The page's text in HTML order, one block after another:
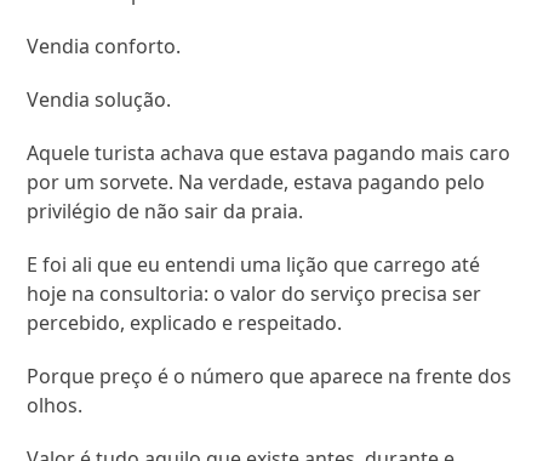
Vendia conforto.
Vendia solução.
Aquele turista achava que estava pagando mais caro
por um sorvete. Na verdade, estava pagando pelo
privilégio de não sair da praia.
E foi ali que eu entendi uma lição que carrego até
hoje na consultoria: o valor do serviço precisa ser
percebido, explicado e respeitado.
Porque preço é o número que aparece na frente dos
olhos.